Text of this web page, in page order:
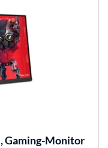
Gaming-Monitor